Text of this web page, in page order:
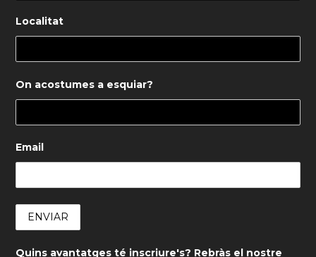
Localitat
On acostumes a esquiar?
Email
Quins avantatges té inscriure's? Rebràs el nostre